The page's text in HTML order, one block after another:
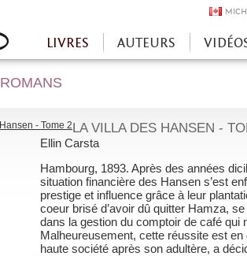
LIVRES AUTEURS
ROMANS
LA VILLA DES HANSEN -
Ellin Carsta
Hambourg, 1893. Après des années
situation financière des Hansen s’est
prestige et influence grâce à leur
coeur brisé d’avoir dû quitter Hamza,
dans la gestion du comptoir de café qui
Malheureusement, cette réussite est
haute société après son adultère, a